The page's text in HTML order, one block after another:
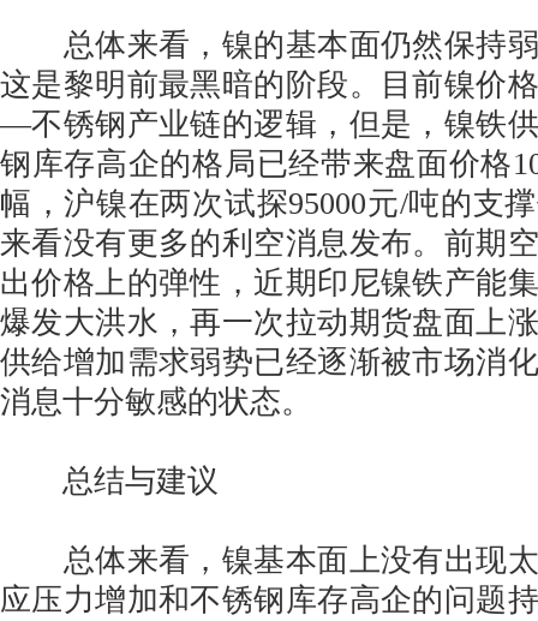
总体来看，镍的基本面仍然保持弱
这是黎明前最黑暗的阶段。目前镍价
—不锈钢产业链的逻辑，但是，镍铁
钢库存高企的格局已经带来盘面价格
幅，沪镍在两次试探95000元/吨的支
来看没有更多的利空消息发布。前期
出价格上的弹性，近期印尼镍铁产能
爆发大洪水，再一次拉动期货盘面上
供给增加需求弱势已经逐渐被市场消
消息十分敏感的状态。
总结与建议
总体来看，镍基本面上没有出现太
应压力增加和不锈钢库存高企的问题